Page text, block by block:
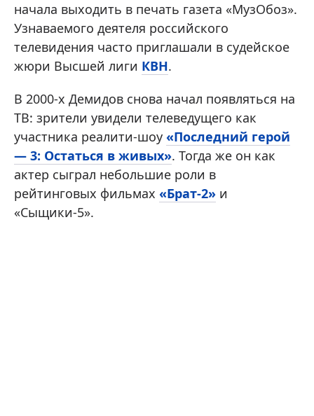
начала выходить в печать газета «МузОбоз».
Узнаваемого деятеля российского
телевидения часто приглашали в судейское
жюри Высшей лиги КВН.
В 2000-х Демидов снова начал появляться на
ТВ: зрители увидели телеведущего как
участника реалити-шоу «Последний герой
— 3: Остаться в живых». Тогда же он как
актер сыграл небольшие роли в
рейтинговых фильмах «Брат-2» и
«Сыщики-5».